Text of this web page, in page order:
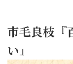
市毛良枝『
い』